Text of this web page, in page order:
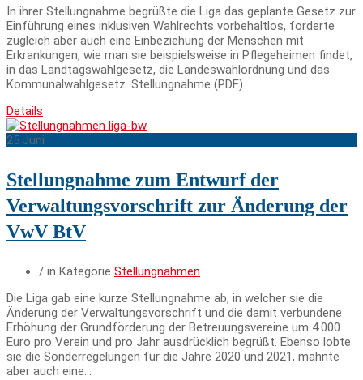
In ihrer Stellungnahme begrüßte die Liga das geplante Gesetz zur
Einführung eines inklusiven Wahlrechts vorbehaltlos, forderte
zugleich aber auch eine Einbeziehung der Menschen mit
Erkrankungen, wie man sie beispielsweise in Pflegeheimen findet,
in das Landtagswahlgesetz, die Landeswahlordnung und das
Kommunalwahlgesetz. Stellungnahme (PDF)
Details
25 Juni
Stellungnahme zum Entwurf der
Verwaltungsvorschrift zur Änderung der
VwV BtV
/ in Kategorie Stellungnahmen
Die Liga gab eine kurze Stellungnahme ab, in welcher sie die
Änderung der Verwaltungsvorschrift und die damit verbundene
Erhöhung der Grundförderung der Betreuungsvereine um 4.000
Euro pro Verein und pro Jahr ausdrücklich begrüßt. Ebenso lobte
sie die Sonderregelungen für die Jahre 2020 und 2021, mahnte
aber auch eine…